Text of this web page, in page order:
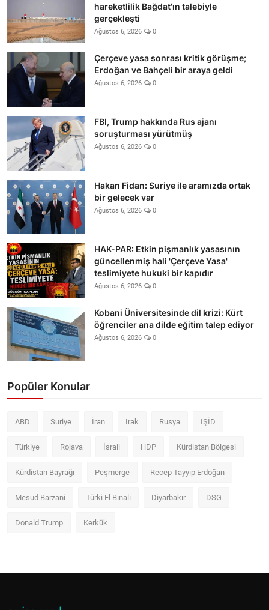
hareketlilik Bağdat'ın talebiyle
gerçekleşti
Ağustos 6, 2026 0
Çerçeve yasa sonrası kritik görüşme;
Erdoğan ve Bahçeli bir araya geldi
Ağustos 6, 2026 0
FBI, Trump hakkında Rus ajanı
soruşturması yürütmüş
Ağustos 6, 2026 0
Hakan Fidan: Suriye ile aramızda ortak
bir gelecek var
Ağustos 6, 2026 0
HAK-PAR: Etkin pişmanlık yasasının
güncellenmiş hali 'Çerçeve Yasa'
teslimiyete hukuki bir kapıdır
Ağustos 6, 2026 0
Kobani Üniversitesinde dil krizi: Kürt
öğrenciler ana dilde eğitim talep ediyor
Ağustos 6, 2026 0
Popüler Konular
ABD Suriye İran Irak Rusya IŞİD
Türkiye Rojava İsrail HDP Kürdistan Bölgesi
Kürdistan Bayrağı Peşmerge Recep Tayyip Erdoğan
Mesud Barzani Türki El Binali Diyarbakır DSG
Donald Trump Kerkük